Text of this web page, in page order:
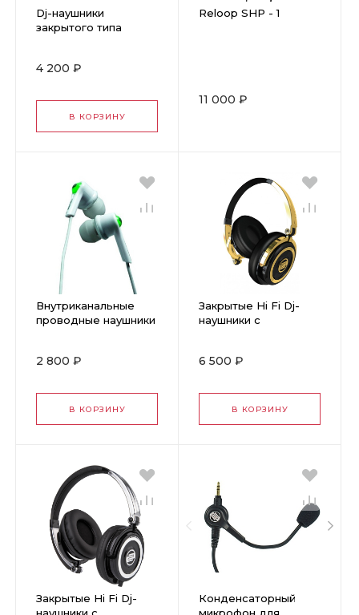
Dj-наушники
закрытого типа
4 200 ₽
В КОРЗИНУ
Reloop SHP - 1
11 000 ₽
Внутриканальные
проводные наушники
2 800 ₽
В КОРЗИНУ
Закрытые Hi Fi Dj-
наушники c
громкости Reloop
6 500 ₽
В КОРЗИНУ
Закрытые Hi Fi Dj-
Конденсаторный